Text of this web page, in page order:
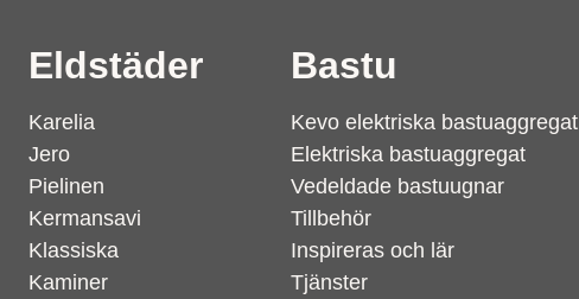
Eldstäder
Karelia
Jero
Pielinen
Kermansavi
Klassiska
Kaminer
Bastu
Kevo elektriska bastuaggregat
Elektriska bastuaggregat
Vedeldade bastuugnar
Tillbehör
Inspireras och lär
Tjänster